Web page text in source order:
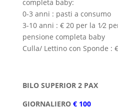
completa baby:
0-3 anni : pasti a consumo
3-10 anni : € 20 per la 1⁄2
pensione completa baby
Culla/ Lettino con Sponde :
BILO SUPERIOR 2 PAX
GIORNALIERO € 100